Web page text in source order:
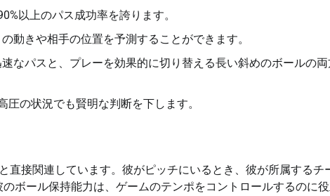
以上のパス成功率を誇ります。
動きや相手の位置を予測することができます。
なパスと、プレーを効果的に切り替える長い斜めのボールの両
圧の状況でも賢明な判断を下します。
直接関連しています。彼がピッチにいるとき、彼が所属するチ
ボール保持能力は、ゲームのテンポをコントロールするのに